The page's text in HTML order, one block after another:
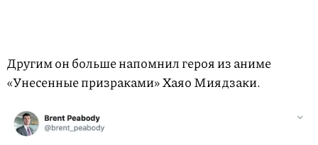
Другим он больше напомнил героя из аниме
«Унесенные призраками» Хаяо Миядзаки.